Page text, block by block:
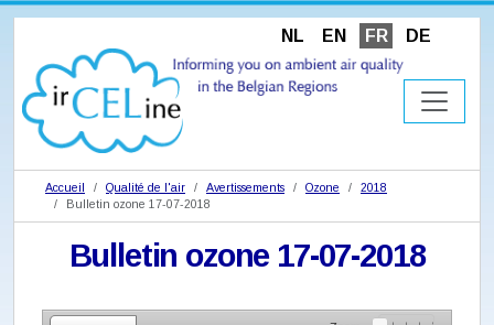
NL EN FR DE
Accueil Qualité de l'air Avertissements Ozone
2018
Bulletin ozone 17-07-2018
Bulletin ozone 17-07-2018